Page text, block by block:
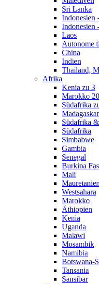
Sri Lanka
Indonesien
Indonesien
Laos
Autonome
China
Indien
Thailand,
Afrika
Kenia zu 3
Marokko
Südafrika
Madagaskar
Südafrika
Südafrika
Simbabwe
Gambia
Senegal
Burkina
Mali
Mauretanien
Westsahara
Marokko
Äthiopien
Kenia
Uganda
Malawi
Mosambik
Namibia
Botswana-
Tansania
Sansibar